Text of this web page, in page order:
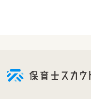
登